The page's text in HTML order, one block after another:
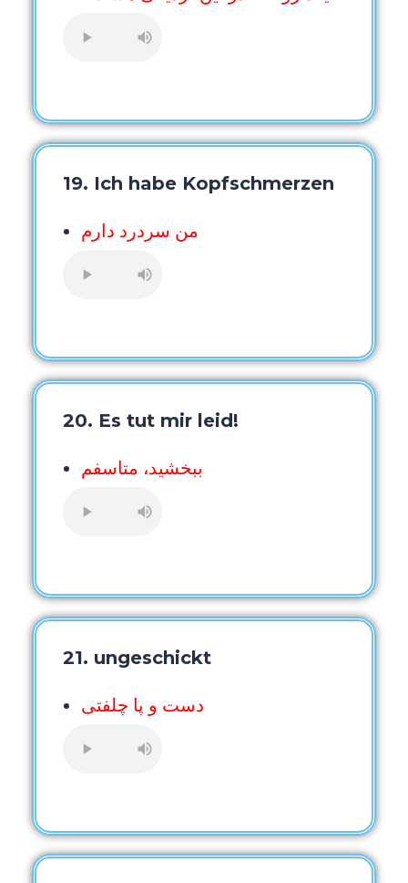
19. Ich habe Kopfschmerzen
من سردرد دارم
20. Es tut mir leid!
ببخشید، متاسفم
21. ungeschickt
دست و پا چلفتی